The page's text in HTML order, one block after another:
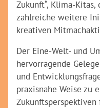
Zukunft“, Klima-Kitas,
zahlreiche weitere
kreativen
Der Eine-Welt- und
hervorragende
und
praxisnahe Weise zu